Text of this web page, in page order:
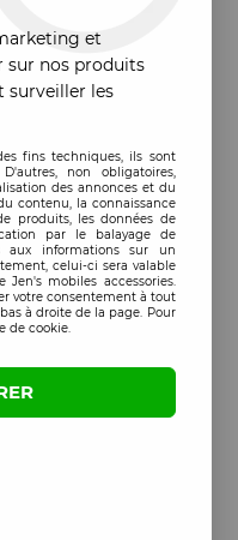
et
sur nos produits
surveiller les
fins techniques, ils sont
non obligatoires,
des annonces et du
contenu, la connaissance
produits, les données de
par le balayage de
aux informations sur un
celui-ci sera valable
Jen's mobiles accessories.
votre consentement à tout
à droite de la page. Pour
de cookie.